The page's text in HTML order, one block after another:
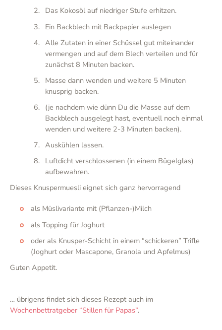
Das Kokosöl auf niedriger Stufe erhitzen.
Ein Backblech mit Backpapier auslegen
Alle Zutaten in einer Schüssel gut miteinander
vermengen und auf dem Blech verteilen und für
zunächst 8 Minuten backen.
Masse dann wenden und weitere 5 Minuten
knusprig backen.
(je nachdem wie dünn Du die Masse auf dem
Backblech ausgelegt hast, eventuell noch einmal
wenden und weitere 2-3 Minuten backen).
Auskühlen lassen.
Luftdicht verschlossenen (in einem Bügelglas)
aufbewahren.
Dieses Knuspermuesli eignet sich ganz hervorragend
als Müslivariante mit (Pflanzen-)Milch
als Topping für Joghurt
oder als Knusper-Schicht in einem “schickeren” Trifle
(Joghurt oder Mascapone, Granola und Apfelmus)
Guten Appetit.
… übrigens findet sich dieses Rezept auch im
Wochenbettratgeber “Stillen für Papas”.